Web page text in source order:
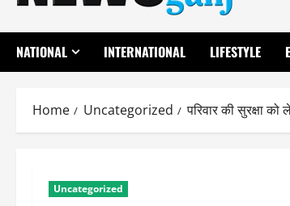
NATIONAL INTERNATIONAL LIFESTYLE
Home Uncategorized परिवार की सुरक्षा
Uncategorized